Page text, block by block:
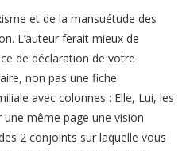
et de la mansuétude des
L’auteur ferait mieux de
de déclaration de votre
non pas une fiche
avec colonnes : Elle, Lui, les
même page une vision
2 conjoints sur laquelle vous